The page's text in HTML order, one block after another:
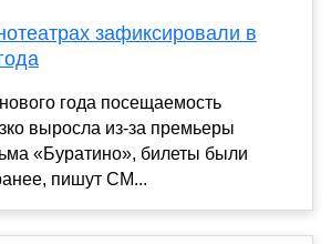
зафиксировали в
года посещаемость
выросла из-за премьеры
«Буратино», билеты были
пишут СМ...